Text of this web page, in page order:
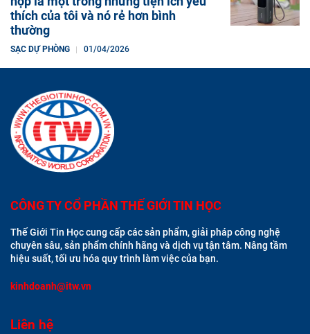
thích của tôi và nó rẻ hơn bình
thường
SẠC DỰ PHÒNG 01/04/2026
CÔNG TY CỔ PHẦN THẾ GIỚI TIN HỌC
Thế Giới Tin Học cung cấp các sản phẩm, giải pháp công nghệ
chuyên sâu, sản phẩm chính hãng và dịch vụ tận tâm. Nâng tầm
hiệu suất, tối ưu hóa quy trình làm việc của bạn.
kinhdoanh@itw.vn
Liên hệ